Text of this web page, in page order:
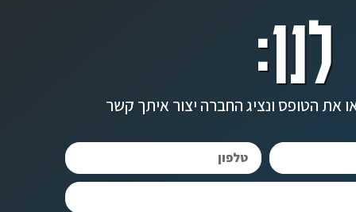
את הטופס ונציג החברה יצור איתך קשר